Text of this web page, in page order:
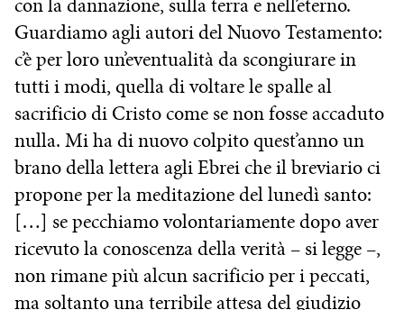
con la dannazione, sulla terra e nell’eterno.
Guardiamo agli autori del Nuovo Testamento:
c’è per loro un’eventualità da scongiurare in
tutti i modi, quella di voltare le spalle al
sacrificio di Cristo come se non fosse accaduto
nulla. Mi ha di nuovo colpito quest’anno un
brano della lettera agli Ebrei che il breviario ci
propone per la meditazione del lunedì santo:
[…] se pecchiamo volontariamente dopo aver
ricevuto la conoscenza della verità – si legge –,
non rimane più alcun sacrificio per i peccati,
ma soltanto una terribile attesa del giudizio